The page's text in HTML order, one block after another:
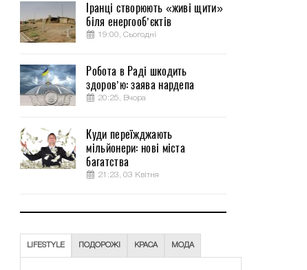
Іранці створюють «живі щити»
біля енергооб’єктів
19:00, Сьогодні
Робота в Раді шкодить
здоров’ю: заява нардепа
20:25, Вчора
Куди переїжджають
мільйонери: нові міста
багатства
21:23, 03 Квітня
LIFESTYLE ПОДОРОЖІ КРАСА МОДА